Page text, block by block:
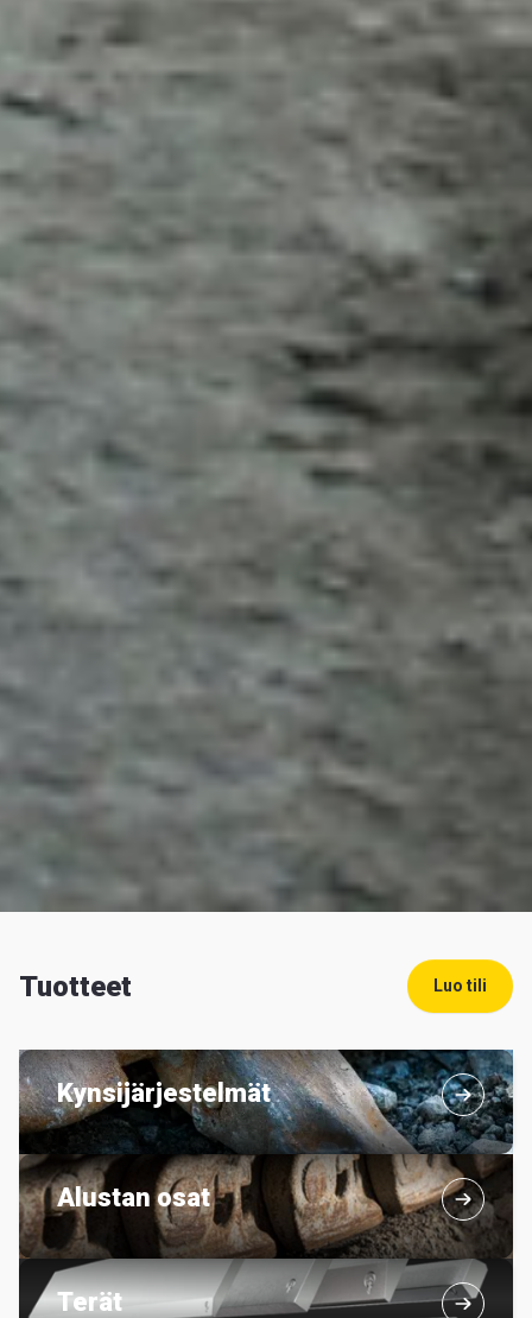
Tuotteet Luo tili
Kynsijärjestelmät
Alustan osat
Terät